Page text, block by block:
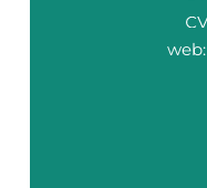
web: